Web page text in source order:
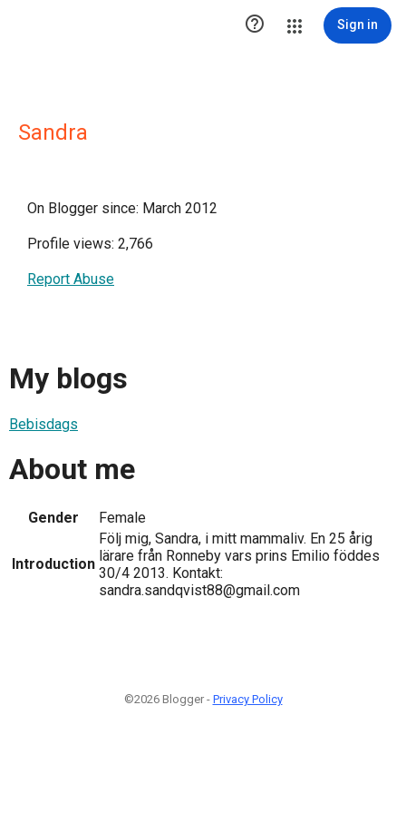
 Sign in
Sandra
On Blogger since: March 2012
Profile views: 2,766
Report Abuse
My blogs
Bebisdags
About me
Gender Female
Introduction
Följ mig, Sandra, i mitt mammaliv. En 25 årig
lärare från Ronneby vars prins Emilio föddes
30/4 2013. Kontakt:
sandra.sandqvist88@gmail.com
©2026 Blogger - Privacy Policy